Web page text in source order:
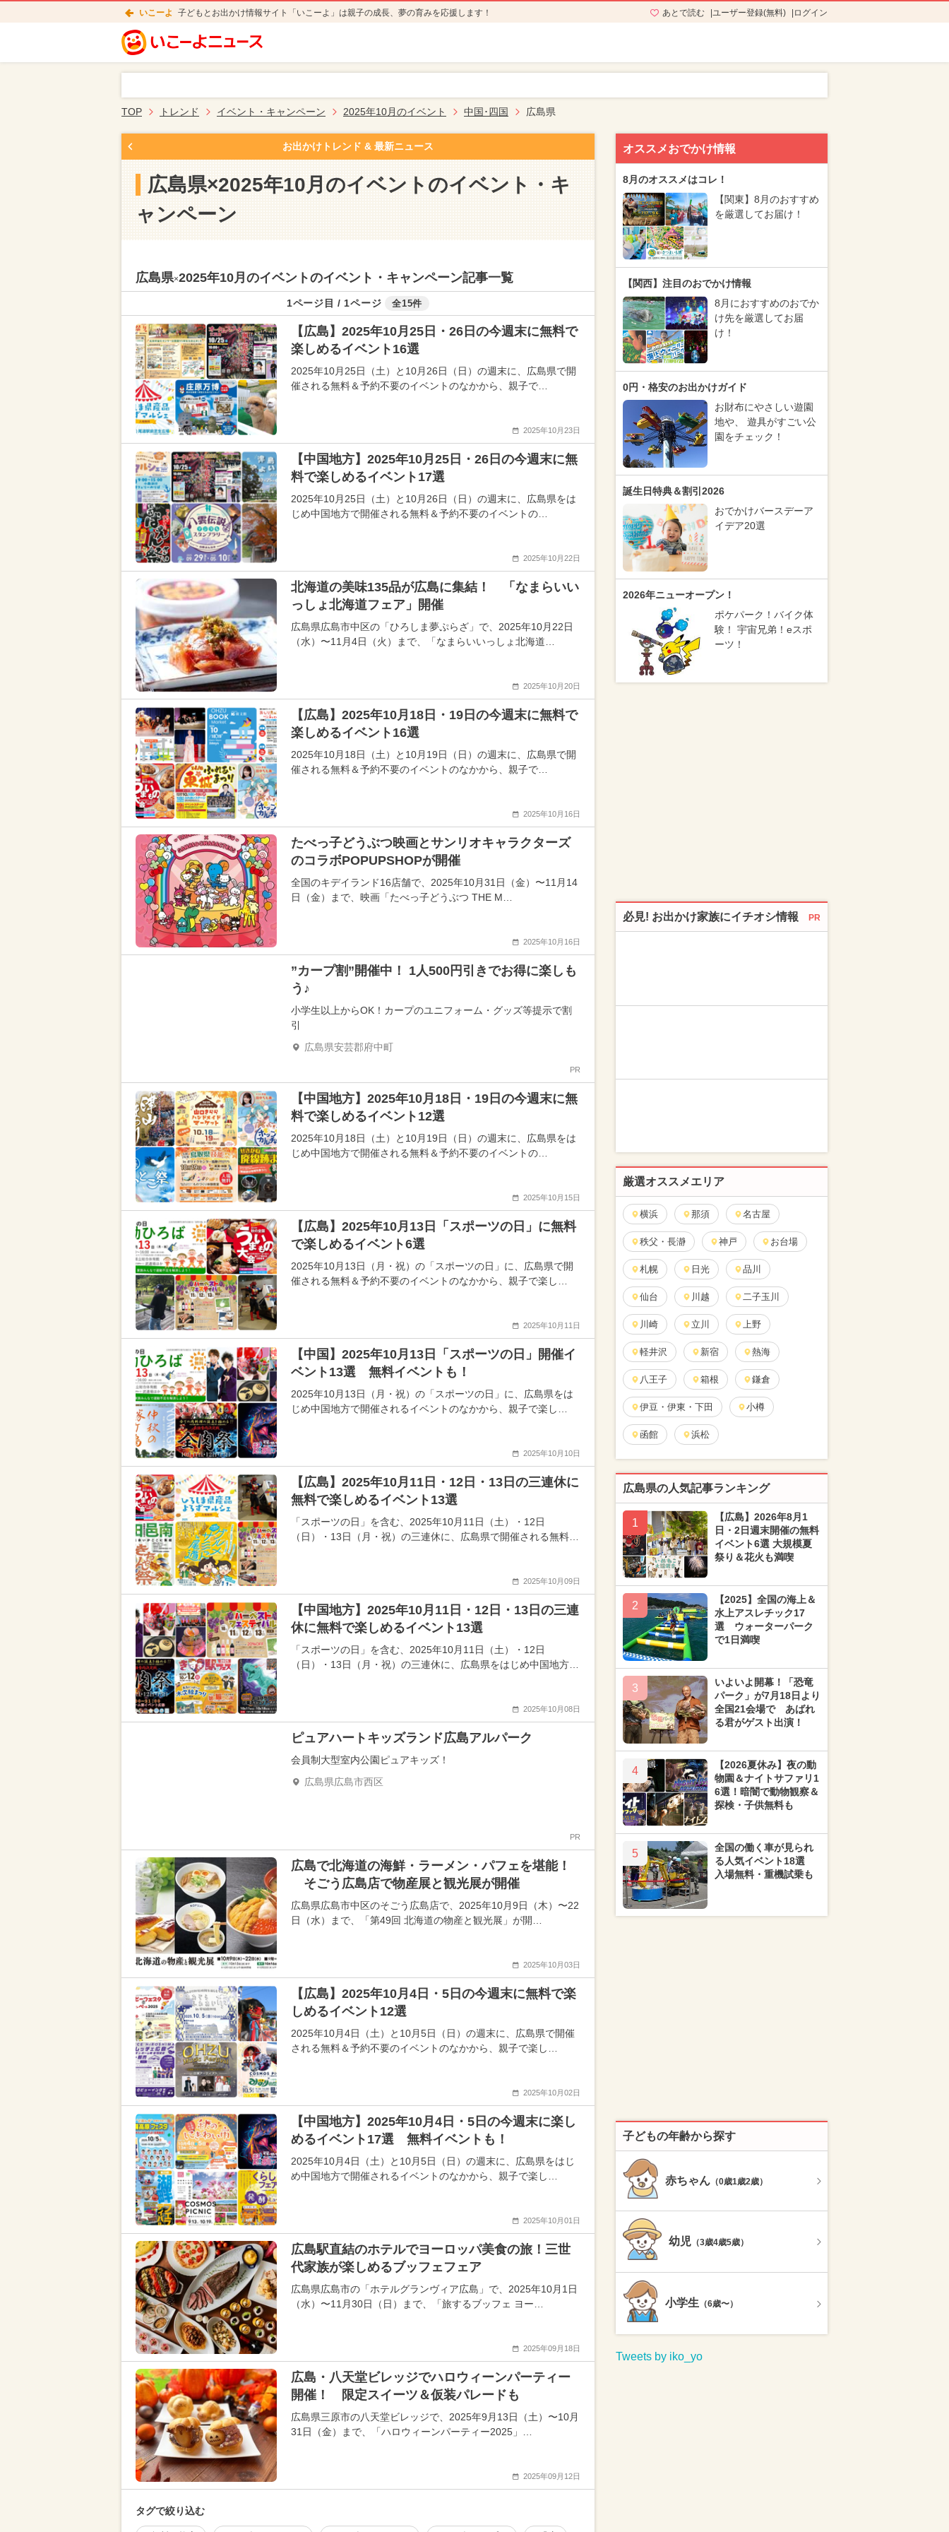
いこーよ 子どもとお出かけ情報サイト「いこーよ」は親子の成長、夢の育みを応援します！ あとで読む ユーザー登録(無料) ログイン
TOP トレンド イベント・キャンペーン 2025年10月のイベント 中国･四国 広島県
お出かけトレンド & 最新ニュース
広島県×2025年10月のイベントのイベント・キ
ャンペーン
広島県×2025年10月のイベントのイベント・キャンペーン記事一覧
1ページ目 / 1ページ 全15件
【広島】2025年10月25日・26日の今週末に無料で
楽しめるイベント16選
2025年10月25日（土）と10月26日（日）の週末に、広島県で開
催される無料＆予約不要のイベントのなかから、親子で…
2025年10月23日
【中国地方】2025年10月25日・26日の今週末に無
料で楽しめるイベント17選
2025年10月25日（土）と10月26日（日）の週末に、広島県をは
じめ中国地方で開催される無料＆予約不要のイベントの…
2025年10月22日
北海道の美味135品が広島に集結！ 「なまらいい
っしょ北海道フェア」開催
広島県広島市中区の「ひろしま夢ぷらざ」で、2025年10月22日
（水）〜11月4日（火）まで、「なまらいいっしょ北海道…
2025年10月20日
【広島】2025年10月18日・19日の今週末に無料で
楽しめるイベント16選
2025年10月18日（土）と10月19日（日）の週末に、広島県で開
催される無料＆予約不要のイベントのなかから、親子で…
2025年10月16日
たべっ子どうぶつ映画とサンリオキャラクターズ
のコラボPOPUPSHOPが開催
全国のキデイランド16店舗で、2025年10月31日（金）〜11月14
日（金）まで、映画「たべっ子どうぶつ THE M…
2025年10月16日
”カープ割”開催中！ 1人500円引きでお得に楽しも
う♪
小学生以上からOK！カープのユニフォーム・グッズ等提示で割
引
広島県安芸郡府中町
PR
【中国地方】2025年10月18日・19日の今週末に無
料で楽しめるイベント12選
2025年10月18日（土）と10月19日（日）の週末に、広島県をは
じめ中国地方で開催される無料＆予約不要のイベントの…
2025年10月15日
【広島】2025年10月13日「スポーツの日」に無料
で楽しめるイベント6選
2025年10月13日（月・祝）の「スポーツの日」に、広島県で開
催される無料＆予約不要のイベントのなかから、親子で楽し…
2025年10月11日
【中国】2025年10月13日「スポーツの日」開催イ
ベント13選 無料イベントも！
2025年10月13日（月・祝）の「スポーツの日」に、広島県をは
じめ中国地方で開催されるイベントのなかから、親子で楽し…
2025年10月10日
【広島】2025年10月11日・12日・13日の三連休に
無料で楽しめるイベント13選
「スポーツの日」を含む、2025年10月11日（土）・12日
（日）・13日（月・祝）の三連休に、広島県で開催される無料…
2025年10月09日
【中国地方】2025年10月11日・12日・13日の三連
休に無料で楽しめるイベント13選
「スポーツの日」を含む、2025年10月11日（土）・12日
（日）・13日（月・祝）の三連休に、広島県をはじめ中国地方…
2025年10月08日
ピュアハートキッズランド広島アルパーク
会員制大型室内公園ピュアキッズ！
広島県広島市西区
PR
広島で北海道の海鮮・ラーメン・パフェを堪能！
そごう広島店で物産展と観光展が開催
広島県広島市中区のそごう広島店で、2025年10月9日（木）〜22
日（水）まで、「第49回 北海道の物産と観光展」が開…
2025年10月03日
【広島】2025年10月4日・5日の今週末に無料で楽
しめるイベント12選
2025年10月4日（土）と10月5日（日）の週末に、広島県で開催
される無料＆予約不要のイベントのなかから、親子で楽し…
2025年10月02日
【中国地方】2025年10月4日・5日の今週末に楽し
めるイベント17選 無料イベントも！
2025年10月4日（土）と10月5日（日）の週末に、広島県をはじ
め中国地方で開催されるイベントのなかから、親子で楽し…
2025年10月01日
広島駅直結のホテルでヨーロッパ美食の旅！三世
代家族が楽しめるブッフェフェア
広島県広島市の「ホテルグランヴィア広島」で、2025年10月1日
（水）〜11月30日（日）まで、「旅するブッフェ ヨー…
2025年09月18日
広島・八天堂ビレッジでハロウィーンパーティー
開催！ 限定スイーツ＆仮装パレードも
広島県三原市の八天堂ビレッジで、2025年9月13日（土）〜10月
31日（金）まで、「ハロウィーンパーティー2025」…
2025年09月12日
タグで絞り込む
オススメおでかけ情報
8月のオススメはコレ！
【関東】8月のおすすめ
を厳選してお届け！
【関西】注目のおでかけ情報
8月におすすめのおでか
け先を厳選してお届
け！
0円・格安のお出かけガイド
お財布にやさしい遊園
地や、 遊具がすごい公
園をチェック！
誕生日特典＆割引2026
おでかけバースデーア
イデア20選
2026年ニューオープン！
ポケパーク！バイク体
験！ 宇宙兄弟！eスポ
ーツ！
必見! お出かけ家族にイチオシ情報 PR
厳選オススメエリア
横浜 那須 名古屋
秩父・長瀞 神戸 お台場
札幌 日光 品川
仙台 川越 二子玉川
川崎 立川 上野
軽井沢 新宿 熱海
八王子 箱根 鎌倉
伊豆・伊東・下田 小樽
函館 浜松
広島県の人気記事ランキング
1
【広島】2026年8月1
日・2日週末開催の無料
イベント6選 大規模夏
祭り＆花火も満喫
2
【2025】全国の海上＆
水上アスレチック17
選 ウォーターパーク
で1日満喫
3
いよいよ開幕！「恐竜
パーク」が7月18日より
全国21会場で あばれ
る君がゲスト出演！
4
【2026夏休み】夜の動
物園＆ナイトサファリ1
6選！暗闇で動物観察＆
探検・子供無料も
5
全国の働く車が見られ
る人気イベント18選
入場無料・重機試乗も
子どもの年齢から探す
赤ちゃん （0歳1歳2歳）
幼児 （3歳4歳5歳）
小学生 （6歳〜）
Tweets by iko_yo